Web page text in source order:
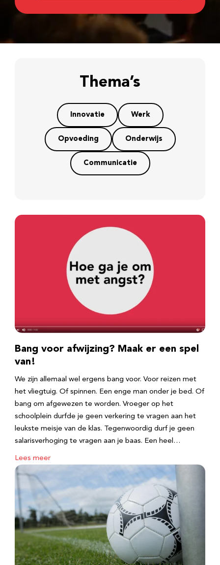
Thema’s
Innovatie Werk
Opvoeding Onderwijs
Communicatie
Bang voor afwijzing? Maak er een spel
van!
We zijn allemaal wel ergens bang voor. Voor reizen met
het vliegtuig. Of spinnen. Een enge man onder je bed. Of
bang om afgewezen te worden. Vroeger op het
schoolplein durfde je geen verkering te vragen aan het
leukste meisje van de klas. Tegenwoordig durf je geen
salarisverhoging te vragen aan je baas. Een heel…
Lees meer